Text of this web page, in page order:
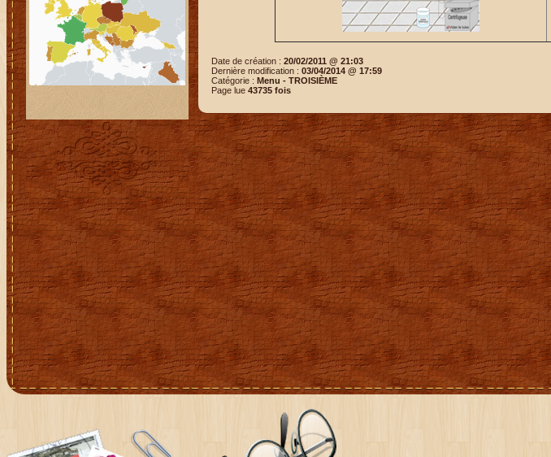
Date de création : 20/02/2011 @ 21:03
Dernière modification : 03/04/2014 @ 17:59
Catégorie : Menu - TROISIÈME
Page lue 43735 fois